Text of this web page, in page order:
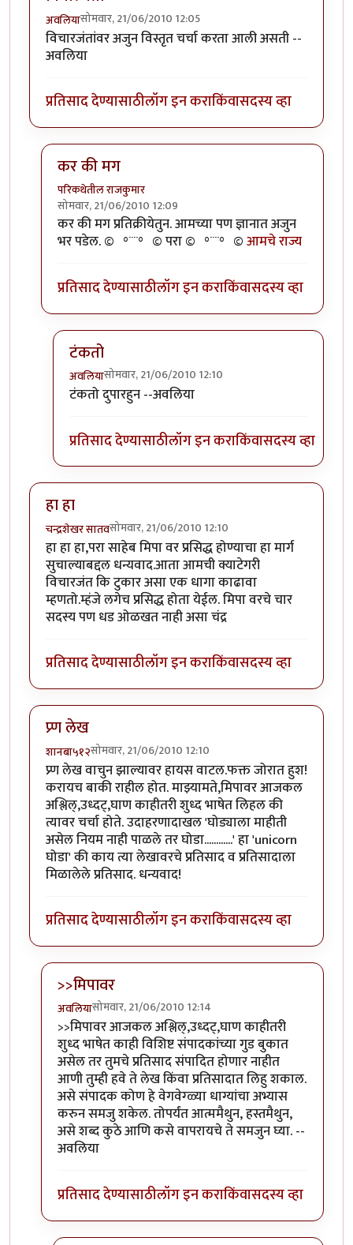
अवलियासोमवार, 21/06/2010 12:05
विचारजंतांवर अजुन विस्तृत चर्चा करता आली असती --
अवलिया
प्रतिसाद देण्यासाठीलॉग इन कराकिंवासदस्य व्हा
कर की मग
परिकथेतील राजकुमार
सोमवार, 21/06/2010 12:09
In reply toविचारजंताbyअवलिया
कर की मग प्रतिक्रीयेतुन. आमच्या पण ज्ञानात अजुन
भर पडेल. ©º°¨¨°º© परा ©º°¨¨°º©आमचे राज्य
प्रतिसाद देण्यासाठीलॉग इन कराकिंवासदस्य व्हा
टंकतो
अवलियासोमवार, 21/06/2010 12:10
In reply toकर की मगby
टंकतो दुपारहुन --अवलिया
प्रतिसाद देण्यासाठीलॉग इन कराकिंवासदस्य व्हा
हा हा
चन्द्रशेखर सातवसोमवार, 21/06/2010 12:10
हा हा हा,परा साहेब मिपा वर प्रसिद्ध होण्याचा हा मार्ग
सुचाल्याबद्दल धन्यवाद.आता आमची क्याटेगरी
विचारजंत कि टुकार असा एक धागा काढावा
म्हणतो.म्हंजे लगेच प्रसिद्ध होता येईल. मिपा वरचे चार
सदस्य पण धड ओळखत नाही असा चंद्र
प्रतिसाद देण्यासाठीलॉग इन कराकिंवासदस्य व्हा
प्र्ण लेख
शानबा५१२सोमवार, 21/06/2010 12:10
प्र्ण लेख वाचुन झाल्यावर हायस वाटल.फक्त जोरात हुश!
करायच बाकी राहील होत. माझ्यामते,मिपावर आजकल
अश्लिल्,उध्दट्,घाण काहीतरी शुध्द भाषेत लिहल की
त्यावर चर्चा होते. उदाहरणादाखल 'घोड्याला माहीती
असेल नियम नाही पाळले तर घोडा............' हा 'unicorn
घोडा' की काय त्या लेखावरचे प्रतिसाद व प्रतिसादाला
मिळालेले प्रतिसाद. धन्यवाद!
प्रतिसाद देण्यासाठीलॉग इन कराकिंवासदस्य व्हा
>>मिपावर
अवलियासोमवार, 21/06/2010 12:14
In reply toप्र्ण लेखbyशानबा५१२
>>मिपावर आजकल अश्लिल्,उध्दट्,घाण काहीतरी
शुध्द भाषेत काही विशिष्ट संपादकांच्या गुड बुकात
असेल तर तुमचे प्रतिसाद संपादित होणार नाहीत
आणी तुम्ही हवे ते लेख किंवा प्रतिसादात लिहु शकाल.
असे संपादक कोण हे वेगवेग्ळ्या धाग्यांचा अभ्यास
करुन समजु शकेल. तोपर्यंत आत्ममैथुन, हस्तमैथुन,
असे शब्द कुठे आणि कसे वापरायचे ते समजुन घ्या. --
अवलिया
प्रतिसाद देण्यासाठीलॉग इन कराकिंवासदस्य व्हा